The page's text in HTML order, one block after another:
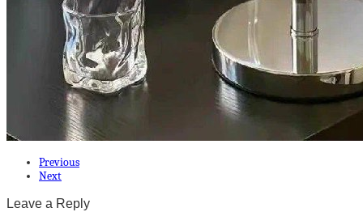
Previous
Next
Leave a Reply